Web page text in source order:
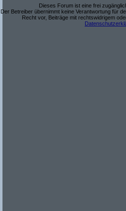
Dieses Forum ist eine frei
Der Betreiber übernimmt keine Verantwortung für
Recht vor, Beiträge mit rechtswidrigem